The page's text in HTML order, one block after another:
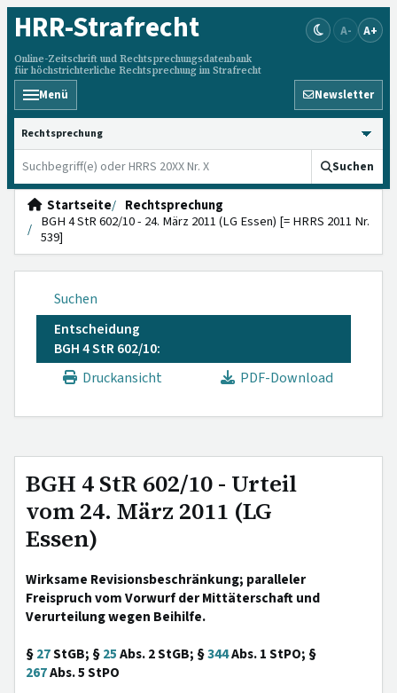
HRR-Strafrecht
Online-Zeitschrift und Rechtsprechungsdatenbank
für höchstrichterliche Rechtsprechung im Strafrecht
A- A+
Menü Newsletter
HRRS durchsuchen
Suchen
Startseite
Rechtsprechung
BGH 4 StR 602/10 - 24. März 2011 (LG Essen) [= HRRS 2011 Nr.
539]
Suchen
Entscheidung
BGH 4 StR 602/10:
Druckansicht
PDF-Download
BGH 4 StR 602/10 - Urteil
vom 24. März 2011 (LG
Essen)
Wirksame Revisionsbeschränkung; paralleler
Freispruch vom Vorwurf der Mittäterschaft und
Verurteilung wegen Beihilfe.
§27StGB; §25Abs. 2 StGB; §344Abs. 1 StPO; §
267Abs. 5 StPO